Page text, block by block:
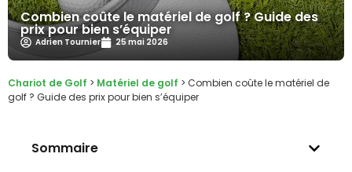
Combien coûte le matériel de golf ? Guide des
prix pour bien s’équiper
Adrien Tournier 25 mai 2026
Chariot de Golf > Matériel de golf > Combien coûte le matériel de
golf ? Guide des prix pour bien s’équiper
Sommaire